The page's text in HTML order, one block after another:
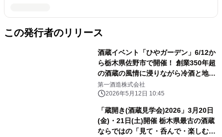
この発行者のリリース
酒蔵イベント「ひやガーデン」6/12か
ら栃木県佐野市で開催！ 創業350年超
の酒蔵の風情に浸りながら冷酒と地元
食材を堪能 ～予約は5/12からインター
ネットでのみ受付～
第一酒造株式会社
2026年5月12日 10:45
「蔵開き(酒蔵見学会)2026」3月20日
(金)・21日(土)開催 栃木県最古の酒蔵
ならではの「見て・呑んで・楽しむイ